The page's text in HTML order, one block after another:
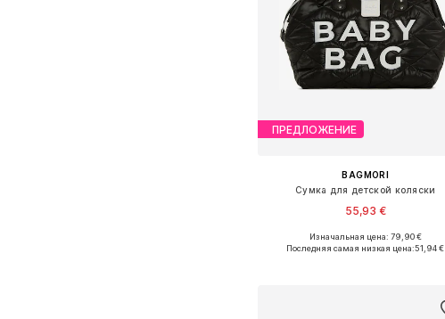
ПРЕДЛОЖЕНИЕ
BAGMORI
Сумка для детской коляски
55,93 €
Доступные размеры: One Size
Изначальная цена: 79,90 €
Последняя самая низкая цена:51,94 €